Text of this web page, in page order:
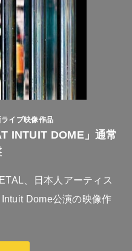
イブ映像作品
INTUIT DOME」通常
、日本人アーティス
Dome公演の映像作